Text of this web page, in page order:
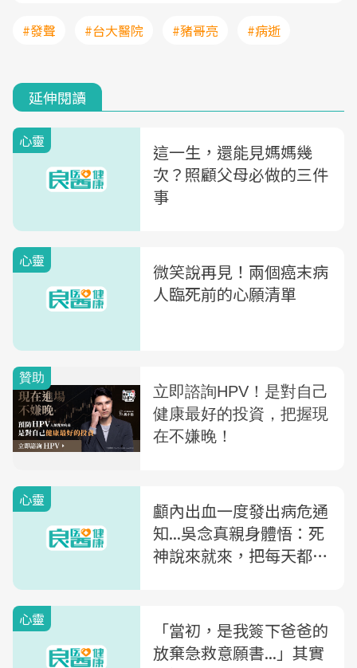
#發聲 #台大醫院 #豬哥亮 #病逝
延伸閱讀
心靈
這一生，還能見媽媽幾
次？照顧父母必做的三件
事
心靈
微笑說再見！兩個癌末病
人臨死前的心願清單
心靈
顱內出血一度發出病危通
知...吳念真親身體悟：死
神說來就來，把每天都當
心靈
「當初，是我簽下爸爸的
放棄急救意願書...」其實